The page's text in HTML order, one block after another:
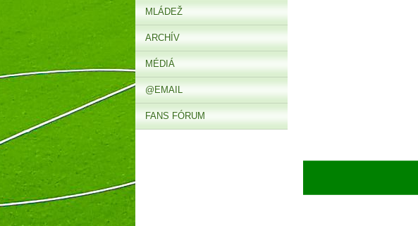
MLÁDEŽ
ARCHÍV
MÉDIÁ
@EMAIL
FANS FÓRUM